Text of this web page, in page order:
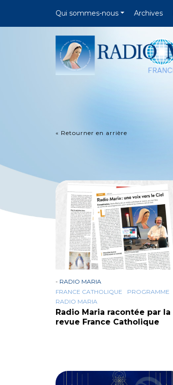
Qui sommes-nous Archives
« Retourner en arrière
- RADIO MARIA
FRANCE CATHOLIQUE
PROGRAMME
RADIO MARIA
Radio Maria racontée par la
revue France Catholique